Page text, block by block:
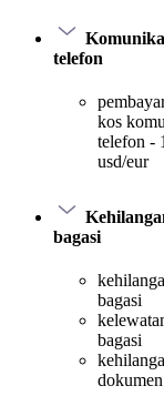
telefon
kos
telefon -
usd/eur
bagasi
bagasi
bagasi
dokumen